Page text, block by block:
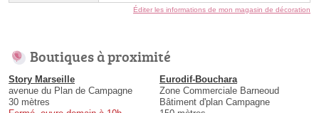
Éditer les informations de mon magasin de décoration
Boutiques à proximité
Story Marseille
avenue du Plan de Campagne
30 mètres
Eurodif-Bouchara
Zone Commerciale Barneoud
Bâtiment d'plan Campagne